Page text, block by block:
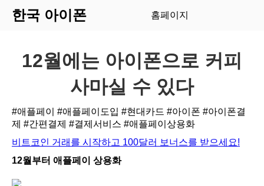
한국 아이폰 홈페이지
12월에는 아이폰으로 커피
사마실 수 있다
#애플페이 #애플페이도입 #현대카드 #아이폰 #아이폰결
제 #간편결제 #결제서비스 #애플페이상용화
비트코인 거래를 시작하고 100달러 보너스를 받으세요!
12월부터 애플페이 상용화